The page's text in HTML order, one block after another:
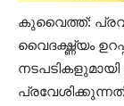
കുവൈത്ത്:
വൈദഗ്ദ്ധ്യം